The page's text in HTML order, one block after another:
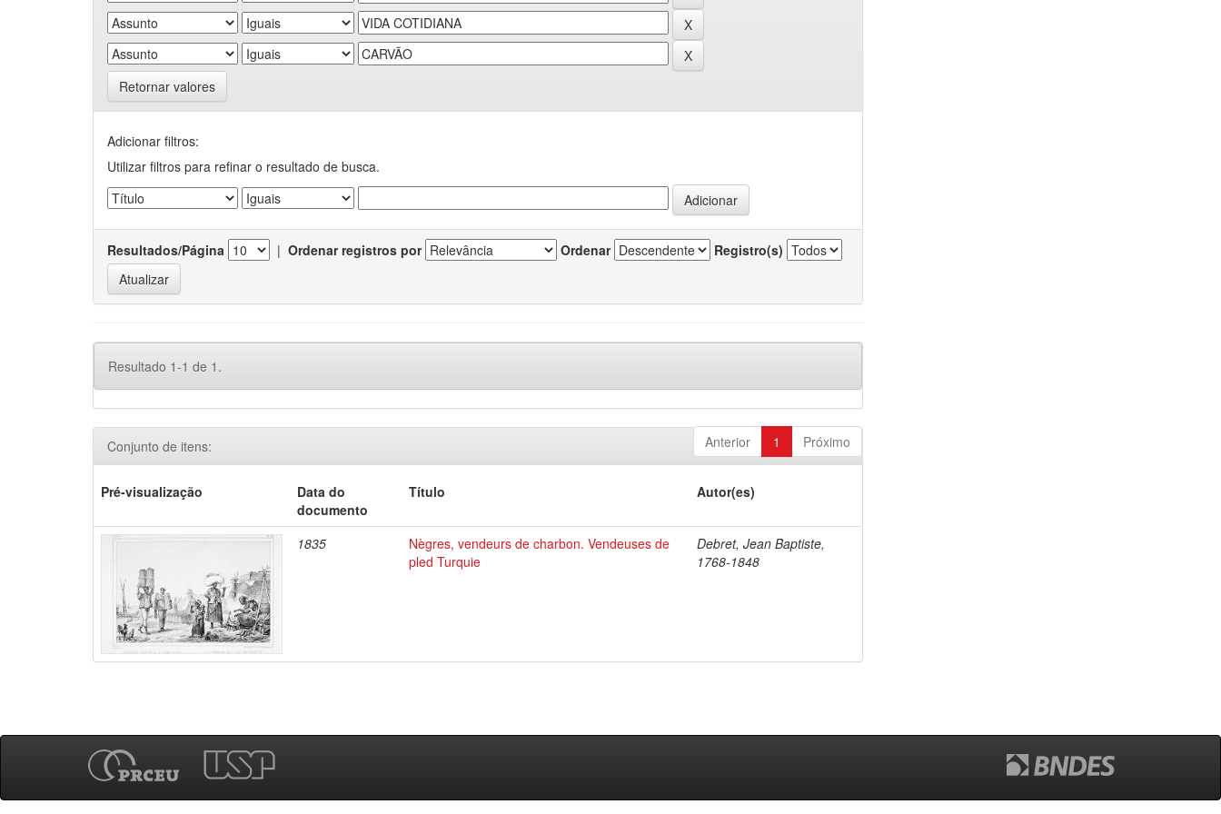
Retornar valores
Adicionar filtros:
Utilizar filtros para refinar o resultado de busca.
Resultados/Página | Ordenar registros por Ordenar Registro(s)
Resultado 1-1 de 1.
Anterior 1 Próximo
Conjunto de itens:
Pré-visualização
Data do
documento
Título Autor(es)
1835
Nègres, vendeurs de charbon. Vendeuses de
pled Turquie
Debret, Jean Baptiste,
1768-1848